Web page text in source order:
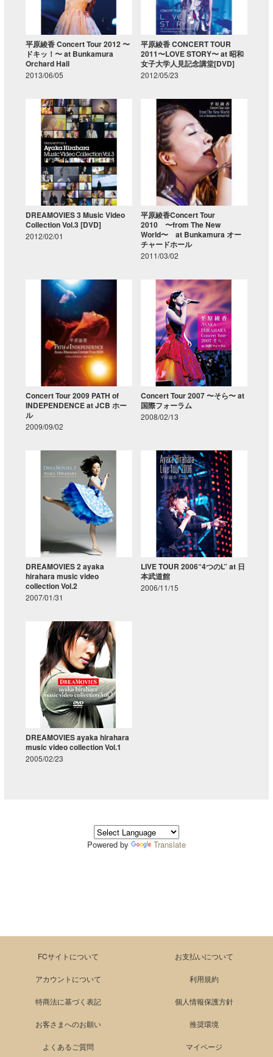
平原綾香 Concert Tour 2012 〜
ドキッ！〜 at Bunkamura
Orchard Hall
2013/06/05
平原綾香 CONCERT TOUR
2011〜LOVE STORY〜 at 昭和
女子大学人見記念講堂[DVD]
2012/05/23
DREAMOVIES 3 Music Video
Collection Vol.3 [DVD]
2012/02/01
平原綾香Concert Tour
2010 〜from The New
World〜 at Bunkamura オー
チャードホール
2011/03/02
Concert Tour 2009 PATH of
INDEPENDENCE at JCB ホー
ル
2009/09/02
Concert Tour 2007 〜そら〜 at
国際フォーラム
2008/02/13
DREAMOVIES 2 ayaka
hirahara music video
collection Vol.2
2007/01/31
LIVE TOUR 2006“4つのL” at 日
本武道館
2006/11/15
DREAMOVIES ayaka hirahara
music video collection Vol.1
2005/02/23
Powered by Translate
FCサイトについて お支払いについて
アカウントについて 利用規約
特商法に基づく表記 個人情報保護方針
お客さまへのお願い 推奨環境
よくあるご質問 マイページ